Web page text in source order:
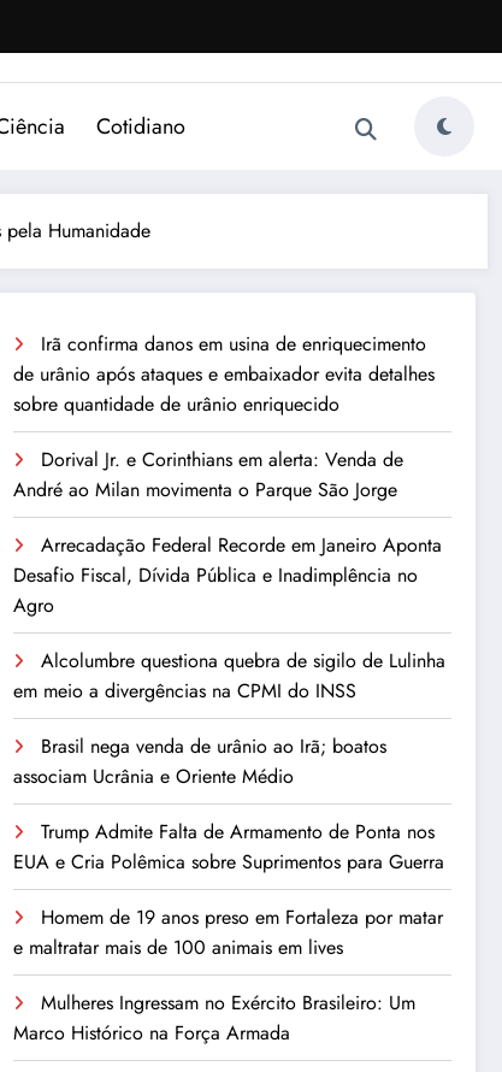
Cotidiano
pela Humanidade
Irã confirma danos em usina de enriquecimento
de urânio após ataques e embaixador evita detalhes
sobre quantidade de urânio enriquecido
Dorival Jr. e Corinthians em alerta: Venda de
André ao Milan movimenta o Parque São Jorge
Arrecadação Federal Recorde em Janeiro Aponta
Desafio Fiscal, Dívida Pública e Inadimplência no
Agro
Alcolumbre questiona quebra de sigilo de Lulinha
em meio a divergências na CPMI do INSS
Brasil nega venda de urânio ao Irã; boatos
associam Ucrânia e Oriente Médio
Trump Admite Falta de Armamento de Ponta nos
EUA e Cria Polêmica sobre Suprimentos para Guerra
Homem de 19 anos preso em Fortaleza por matar
e maltratar mais de 100 animais em lives
Mulheres Ingressam no Exército Brasileiro: Um
Marco Histórico na Força Armada